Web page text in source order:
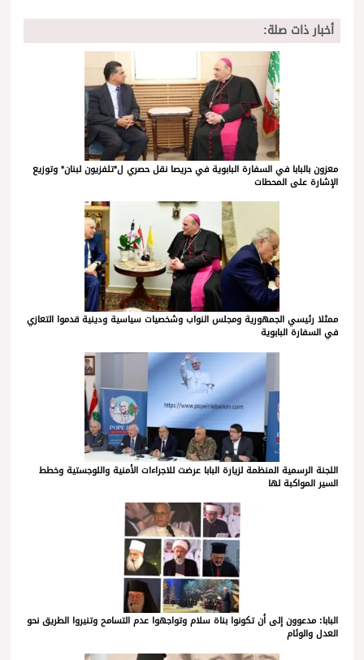
أخبار ذات صلة:
معزون بالبابا في السفارة البابوية في حريصا نقل حصري ل*تلفزيون لبنان* وتوزيع
الإشارة على المحطات
ممثلا رئيسي الجمهورية ومجلس النواب وشخصيات سياسية ودينية قدموا التعازي
في السفارة البابوية
اللجنة الرسمية المنظمة لزيارة البابا عرضت للاجراءات الأمنية واللوجستية وخطط
السير المواكبة لها
البابا: مدعوون إلى أن تكونوا بناة سلام وتواجهوا عدم التسامح وتنيروا الطريق نحو
العدل والوئام